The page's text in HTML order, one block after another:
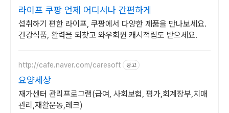
라이프 쿠팡 언제 어디서나 간편하게
섭취하기 편한 라이프, 쿠팡에서 다양한 제품을 만나보세요.
건강식품, 활력을 되찾고 와우회원 캐시적립도 받으세요.
http://cafe.naver.com/caresoft 광고
요양세상
재가센터 관리프로그램(급여, 사회보험, 평가,회계장부,치매
관리,재활운동,레크)